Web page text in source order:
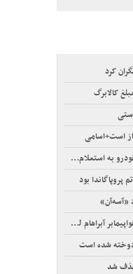
کرد
کالابرگ
است+اسامی
تبعیض‌آمیز است
پروپاگاندا بود
«آسه‌آن»
آبراهام لینکلن
دوخته شده است